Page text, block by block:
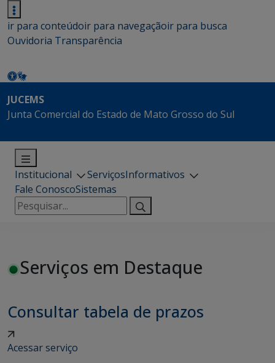
ir para conteúdoir para navegaçãoir para busca
Ouvidoria Transparência
JUCEMS
Junta Comercial do Estado de Mato Grosso do Sul
Institucional ServiçosInformativos
Fale ConoscoSistemas
Pesquisar
por:
Serviços em Destaque
Consultar tabela de prazos
Acessar serviço